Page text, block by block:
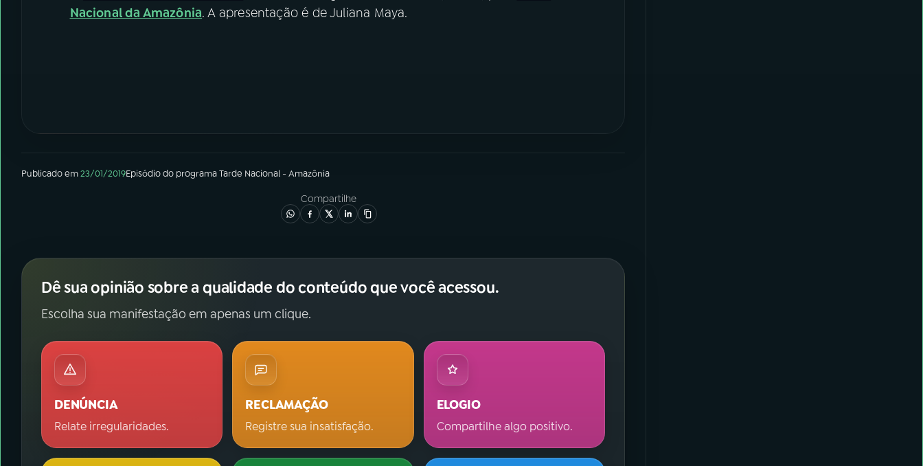
Nacional da Amazônia. A apresentação é de Juliana Maya.
Publicado em23/01/2019Episódiodo programaTarde Nacional - Amazônia
Compartilhe
Dê sua opinião sobre a qualidade do conteúdo que você acessou.
Escolha sua manifestação em apenas um clique.
DENÚNCIA
Relate irregularidades.
RECLAMAÇÃO
Registre sua insatisfação.
ELOGIO
Compartilhe algo positivo.